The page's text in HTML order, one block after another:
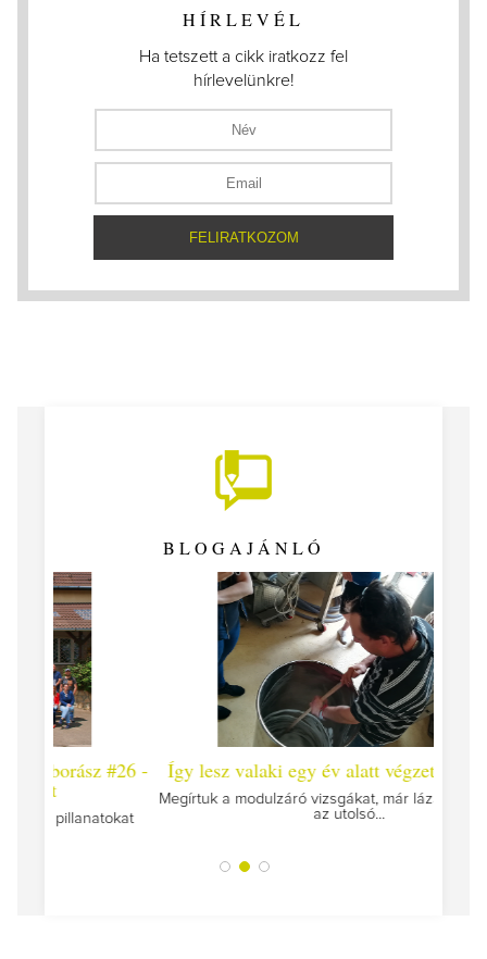
HÍRLEVÉL
Ha tetszett a cikk iratkozz fel
hírlevelünkre!
BLOGAJÁNLÓ
Így lesz valaki egy év alatt végzett borász #25
Megírtuk a modulzáró vizsgákat, már lázasan készülünk